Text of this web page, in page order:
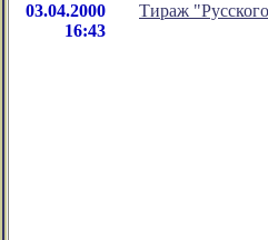
03.04.2000
16:43
Тираж